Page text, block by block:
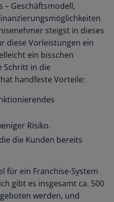
– Geschäftsmodell,
steigst in dieses
diese Vorleistungen ein
ein bisschen
Schritt in die
handfeste Vorteile:
Risiko.
die Kunden bereits
für ein Franchise-System
gibt es insgesamt ca. 500
werden, und